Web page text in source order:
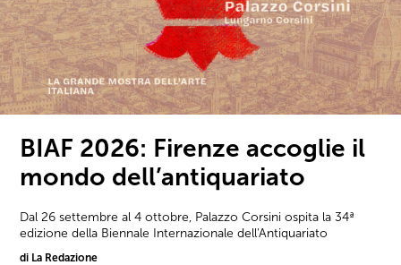
BIAF 2026: Firenze accoglie il
mondo dell’antiquariato
Dal 26 settembre al 4 ottobre, Palazzo Corsini ospita la 34ª
edizione della Biennale Internazionale dell'Antiquariato
di La Redazione